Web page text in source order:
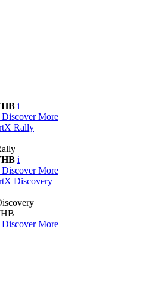
i
Discover More
Rally
i
Discover More
Discovery
Discover More